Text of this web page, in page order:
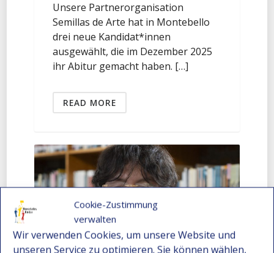
Cookie-Zustimmung
verwalten
Wir verwenden Cookies, um unsere Website und
unseren Service zu optimieren. Sie können wählen,
Unsere Partnerorganisation
Semillas de Arte hat in Montebello
drei neue Kandidat*innen
ausgewählt, die im Dezember 2025
ihr Abitur gemacht haben. […]
READ MORE